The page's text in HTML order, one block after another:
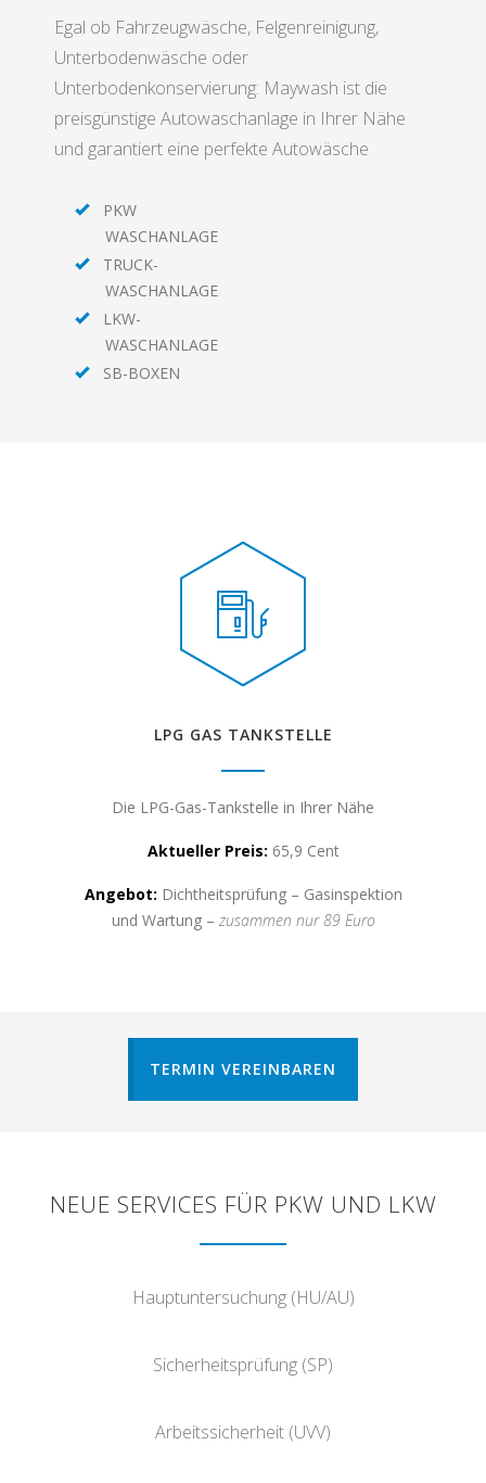
Egal ob Fahrzeugwäsche, Felgenreinigung,
Unterbodenwäsche oder
Unterbodenkonservierung: Maywash ist die
preisgünstige Autowaschanlage in Ihrer Nähe
und garantiert eine perfekte Autowäsche
PKW
WASCHANLAGE
TRUCK-
WASCHANLAGE
LKW-
WASCHANLAGE
SB-BOXEN
LPG GAS TANKSTELLE
Die LPG-Gas-Tankstelle in Ihrer Nähe
Aktueller Preis: 65,9 Cent
Angebot: Dichtheitsprüfung – Gasinspektion
und Wartung – zusammen nur 89 Euro
TERMIN VEREINBAREN
NEUE SERVICES FÜR PKW UND LKW
Hauptuntersuchung (HU/AU)
Sicherheitsprüfung (SP)
Arbeitssicherheit (UVV)